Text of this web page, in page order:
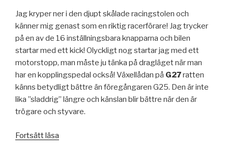
Jag kryper ner i den djupt skålade racingstolen och
känner mig genast som en riktig racerförare! Jag trycker
på en av de 16 inställningsbara knapparna och bilen
startar med ett kick! Olyckligt nog startar jag med ett
motorstopp, man måste ju tänka på dragläget när man
har en kopplingspedal också! Växellådan på G27ratten
känns betydligt bättre än föregångaren G25. Den är inte
lika ”sladdrig” längre och känslan blir bättre när den är
trögare och styvare.
Fortsätt läsa